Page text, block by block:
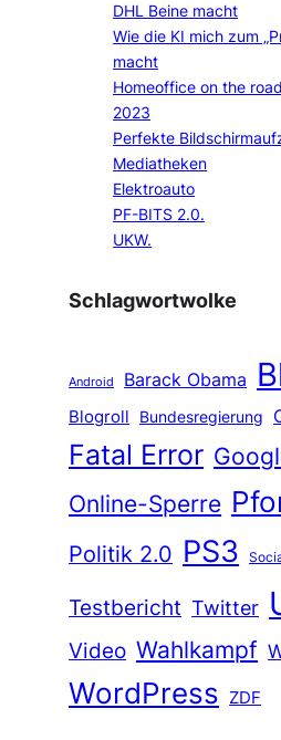
DHL Beine macht
Wie die KI mich zum
macht
Homeoffice on the road
2023
Perfekte
Mediatheken
Elektroauto
PF-BITS 2.0.
UKW.
Schlagwortwolke
Android Barack Obama
Blogroll Bundesregierung
Fatal Error
Online-Sperre
Politik 2.0 PS3
Testbericht Twitter
Video Wahlkampf
WordPress ZDF